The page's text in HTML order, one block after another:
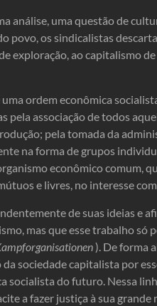
análise, uma questão de
povo, os sindicalistas
exploração, ao capitalismo
ordem econômica
pela associação de todos
pela tomada da
na forma de grupos
econômico comum,
e livres, no interesse
de suas ideias e
mas que esse trabalho só
). De forma
sociedade capitalista por
socialista do futuro. Nessa
a fazer justiça à sua grande